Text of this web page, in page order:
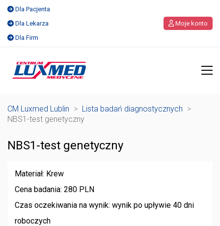
Dla Pacjenta
Dla Lekarza
Dla Firm
Moje konto
CM Luxmed Lublin > Lista badań diagnostycznych >
NBS1-test genetyczny
NBS1-test genetyczny
Materiał: Krew
Cena badania: 280 PLN
Czas oczekiwania na wynik: wynik po upływie 40 dni
roboczych